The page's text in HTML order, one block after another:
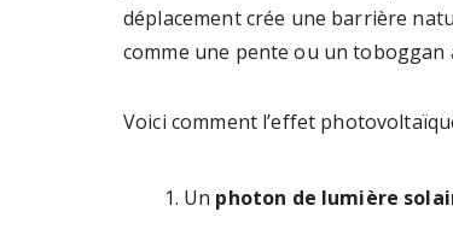
déplacement crée une barrière
comme une pente ou un
Voici comment l’effet
Un photon de lumière